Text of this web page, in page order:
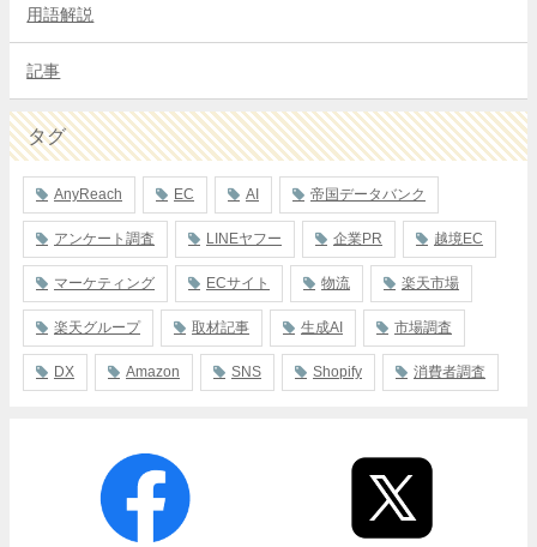
用語解説
記事
タグ
AnyReach EC AI 帝国データバンク
アンケート調査 LINEヤフー 企業PR 越境EC
マーケティング ECサイト 物流 楽天市場
楽天グループ 取材記事 生成AI 市場調査
DX Amazon SNS Shopify 消費者調査